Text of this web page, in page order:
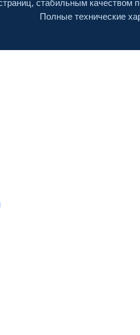
стабильным качеством
Полные технические